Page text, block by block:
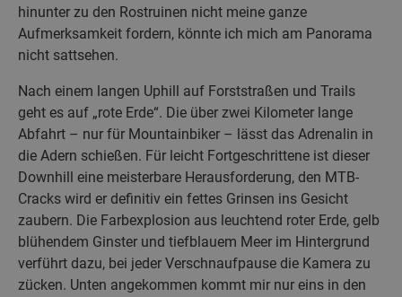
hinunter zu den Rostruinen nicht meine ganze
Aufmerksamkeit fordern, könnte ich mich am Panorama
nicht sattsehen.
Nach einem langen Uphill auf Forststraßen und Trails
geht es auf „rote Erde“. Die über zwei Kilometer lange
Abfahrt – nur für Mountainbiker – lässt das Adrenalin in
die Adern schießen. Für leicht Fortgeschrittene ist dieser
Downhill eine meisterbare Herausforderung, den MTB-
Cracks wird er definitiv ein fettes Grinsen ins Gesicht
zaubern. Die Farbexplosion aus leuchtend roter Erde, gelb
blühendem Ginster und tiefblauem Meer im Hintergrund
verführt dazu, bei jeder Verschnaufpause die Kamera zu
zücken. Unten angekommen kommt mir nur eins in den